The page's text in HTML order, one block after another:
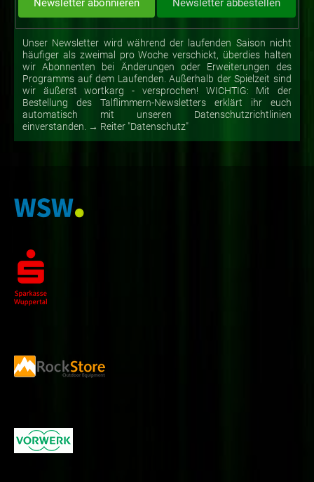
Unser Newsletter wird während der laufenden Saison nicht
häufiger als zweimal pro Woche verschickt, überdies halten
wir Abonnenten bei Änderungen oder Erweiterungen des
Programms auf dem Laufenden. Außerhalb der Spielzeit sind
wir äußerst wortkarg - versprochen! WICHTIG: Mit der
Bestellung des Talflimmern-Newsletters erklärt ihr euch
automatisch mit unseren Datenschutzrichtlinien
einverstanden. → Reiter "Datenschutz"